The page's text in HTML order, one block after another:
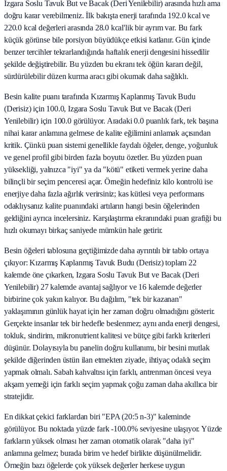
Izgara Soslu Tavuk But ve Bacak (Deri Yenilebilir) arasında hızlı ama
doğru karar verebilmeniz. İlk bakışta enerji tarafında 192.0 kcal ve
220.0 kcal değerleri arasında 28.0 kcal'lik bir ayrım var. Bu fark
küçük görünse bile porsiyon büyüdükçe etkisi katlanır. Gün içinde
benzer tercihler tekrarlandığında haftalık enerji dengesini hissedilir
şekilde değiştirebilir. Bu yüzden bu ekranı tek öğün kararı değil,
sürdürülebilir düzen kurma aracı gibi okumak daha sağlıklı.
Besin kalite puanı tarafında Kızarmış Kaplanmış Tavuk Budu
(Derisiz) için 100.0, Izgara Soslu Tavuk But ve Bacak (Deri
Yenilebilir) için 100.0 görülüyor. Aradaki 0.0 puanlık fark, tek başına
nihai karar anlamına gelmese de kalite eğilimini anlamak açısından
kritik. Çünkü puan sistemi genellikle faydalı öğeler, denge, yoğunluk
ve genel profil gibi birden fazla boyutu özetler. Bu yüzden puan
yüksekliği, yalnızca "iyi" ya da "kötü" etiketi vermek yerine daha
bilinçli bir seçim penceresi açar. Örneğin hedefiniz kilo kontrolü ise
enerjiye daha fazla ağırlık verirsiniz; kas kütlesi veya performans
odaklıysanız kalite puanındaki artıların hangi besin öğelerinden
geldiğini ayrıca incelersiniz. Karşılaştırma ekranındaki puan grafiği bu
hızlı okumayı birkaç saniyede mümkün hale getirir.
Besin öğeleri tablosuna geçtiğimizde daha ayrıntılı bir tablo ortaya
çıkıyor: Kızarmış Kaplanmış Tavuk Budu (Derisiz) toplam 22
kalemde öne çıkarken, Izgara Soslu Tavuk But ve Bacak (Deri
Yenilebilir) 27 kalemde avantaj sağlıyor ve 16 kalemde değerler
birbirine çok yakın kalıyor. Bu dağılım, "tek bir kazanan"
yaklaşımının günlük hayat için her zaman doğru olmadığını gösterir.
Gerçekte insanlar tek bir hedefle beslenmez; aynı anda enerji dengesi,
tokluk, sindirim, mikronutrient kalitesi ve bütçe gibi farklı kriterleri
düşünür. Dolayısıyla bu panelin doğru kullanımı, bir besini mutlak
şekilde diğerinden üstün ilan etmekten ziyade, ihtiyaç odaklı seçim
yapmak olmalı. Sabah kahvaltısı için farklı, antrenman öncesi veya
akşam yemeği için farklı seçim yapmak çoğu zaman daha akıllıca bir
stratejidir.
En dikkat çekici farklardan biri "EPA (20:5 n-3)" kaleminde
görülüyor. Bu noktada yüzde fark -100.0% seviyesine ulaşıyor. Yüzde
farkların yüksek olması her zaman otomatik olarak "daha iyi"
anlamına gelmez; burada birim ve hedef birlikte düşünülmelidir.
Örneğin bazı öğelerde çok yüksek değerler herkese uygun